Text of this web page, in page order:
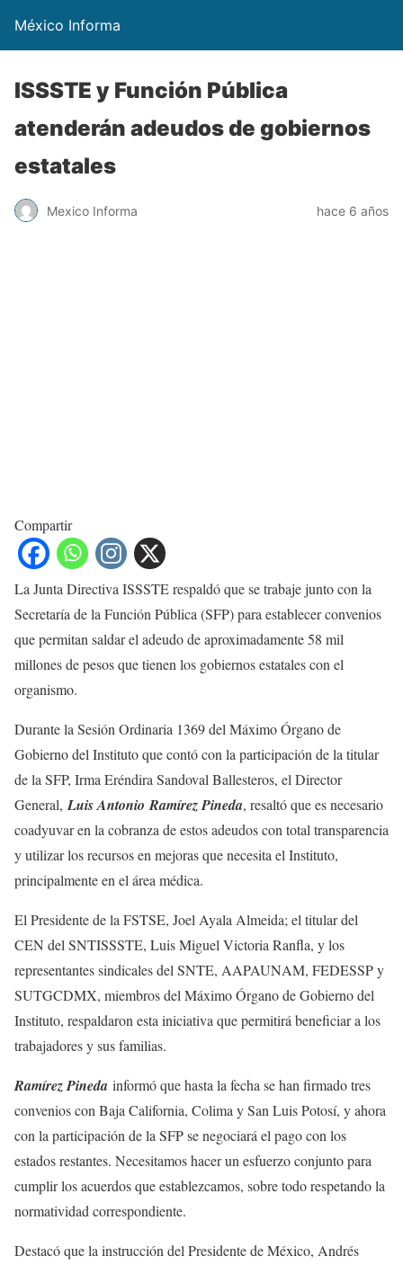
México Informa
ISSSTE y Función Pública
atenderán adeudos de gobiernos
estatales
Mexico Informa hace 6 años
Compartir
La Junta Directiva ISSSTE respaldó que se trabaje junto con la
Secretaría de la Función Pública (SFP) para establecer convenios
que permitan saldar el adeudo de aproximadamente 58 mil
millones de pesos que tienen los gobiernos estatales con el
organismo.
Durante la Sesión Ordinaria 1369 del Máximo Órgano de
Gobierno del Instituto que contó con la participación de la titular
de la SFP, Irma Eréndira Sandoval Ballesteros, el Director
General,Luis Antonio Ramírez Pineda, resaltó que es necesario
coadyuvar en la cobranza de estos adeudos con total transparencia
y utilizar los recursos en mejoras que necesita el Instituto,
principalmente en el área médica.
El Presidente de la FSTSE, Joel Ayala Almeida; el titular del
CEN del SNTISSSTE, Luis Miguel Victoria Ranfla, y los
representantes sindicales del SNTE, AAPAUNAM, FEDESSP y
SUTGCDMX, miembros del Máximo Órgano de Gobierno del
Instituto, respaldaron esta iniciativa que permitirá beneficiar a los
trabajadores y sus familias.
Ramírez Pineda informó que hasta la fecha se han firmado tres
convenios con Baja California, Colima y San Luis Potosí, y ahora
con la participación de la SFP se negociará el pago con los
estados restantes. Necesitamos hacer un esfuerzo conjunto para
cumplir los acuerdos que establezcamos, sobre todo respetando la
normatividad correspondiente.
Destacó que la instrucción del Presidente de México, Andrés